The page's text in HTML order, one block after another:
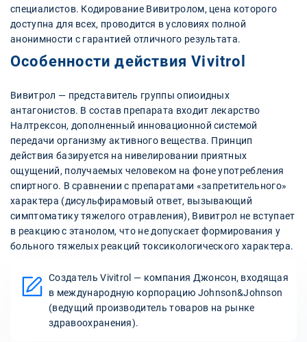
специалистов. Кодирование Вивитролом, цена которого
доступна для всех, проводится в условиях полной
анонимности с гарантией отличного результата.
Особенности действия Vivitrol
Вивитрол — представитель группы опиоидных
антагонистов. В состав препарата входит лекарство
Налтрексон, дополненный инновационной системой
передачи организму активного вещества. Принцип
действия базируется на нивелировании приятных
ощущений, получаемых человеком на фоне употребления
спиртного. В сравнении с препаратами «запретительного»
характера (дисульфирамовый ответ, вызывающий
симптоматику тяжелого отравления), Вивитрол не вступает
в реакцию с этанолом, что не допускает формирования у
больного тяжелых реакций токсикологического характера.
Создатель Vivitrol — компания Джонсон, входящая
в международную корпорацию Johnson&Johnson
(ведущий производитель товаров на рынке
здравоохранения).